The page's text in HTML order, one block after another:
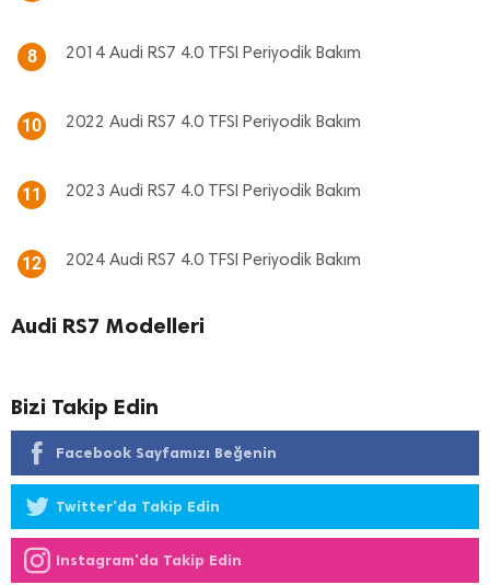
8 2014 Audi RS7 4.0 TFSI Periyodik Bakım
10 2022 Audi RS7 4.0 TFSI Periyodik Bakım
11 2023 Audi RS7 4.0 TFSI Periyodik Bakım
12 2024 Audi RS7 4.0 TFSI Periyodik Bakım
Audi RS7 Modelleri
Bizi Takip Edin
Facebook Sayfamızı Beğenin
Twitter'da Takip Edin
Instagram'da Takip Edin